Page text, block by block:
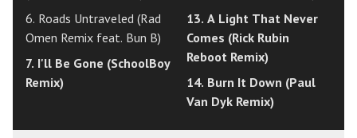
6. Roads Untraveled (Rad
Omen Remix feat. Bun B)
7. I'll Be Gone (SchoolBoy
Remix)
13. A Light That Never
Comes (Rick Rubin
Reboot Remix)
14. Burn It Down (Paul
Van Dyk Remix)